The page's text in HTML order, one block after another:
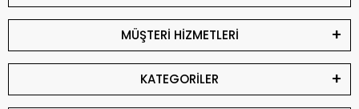
MÜŞTERİ HİZMETLERİ
KATEGORİLER